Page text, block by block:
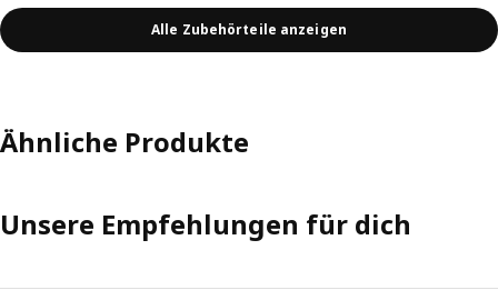
Alle Zubehörteile anzeigen
Ähnliche Produkte
Unsere Empfehlungen für dich